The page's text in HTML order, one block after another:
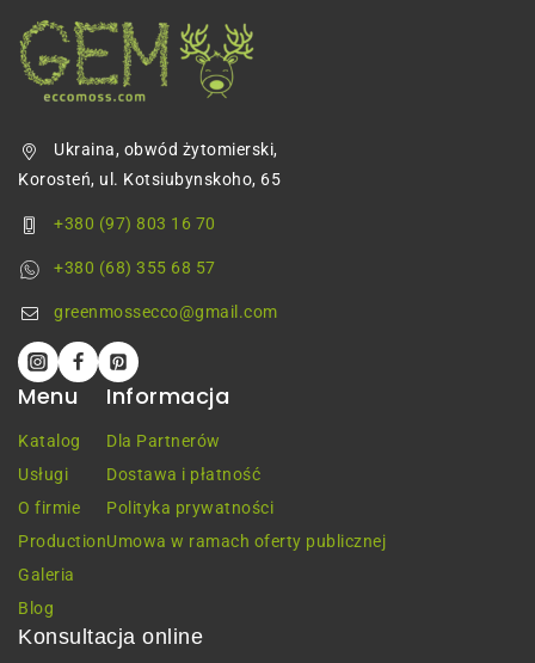
Ukraina, obwód żytomierski,
Korosteń, ul. Kotsiubynskoho, 65
+380 (97) 803 16 70
+380 (68) 355 68 57
greenmossecco@gmail.com
Menu
Katalog
Usługi
O firmie
Production
Galeria
Blog
Informacja
Dla Partnerów
Dostawa i płatność
Polityka prywatności
Umowa w ramach oferty publicznej
Konsultacja online